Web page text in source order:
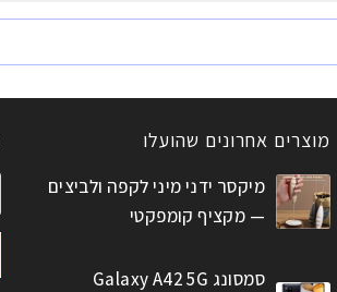
מוצרים אחרונים שהועלו
מיקסר ידני מיני לקפה ולביצים
— מקציף קומפקטי
סמסונג Galaxy A42 5G